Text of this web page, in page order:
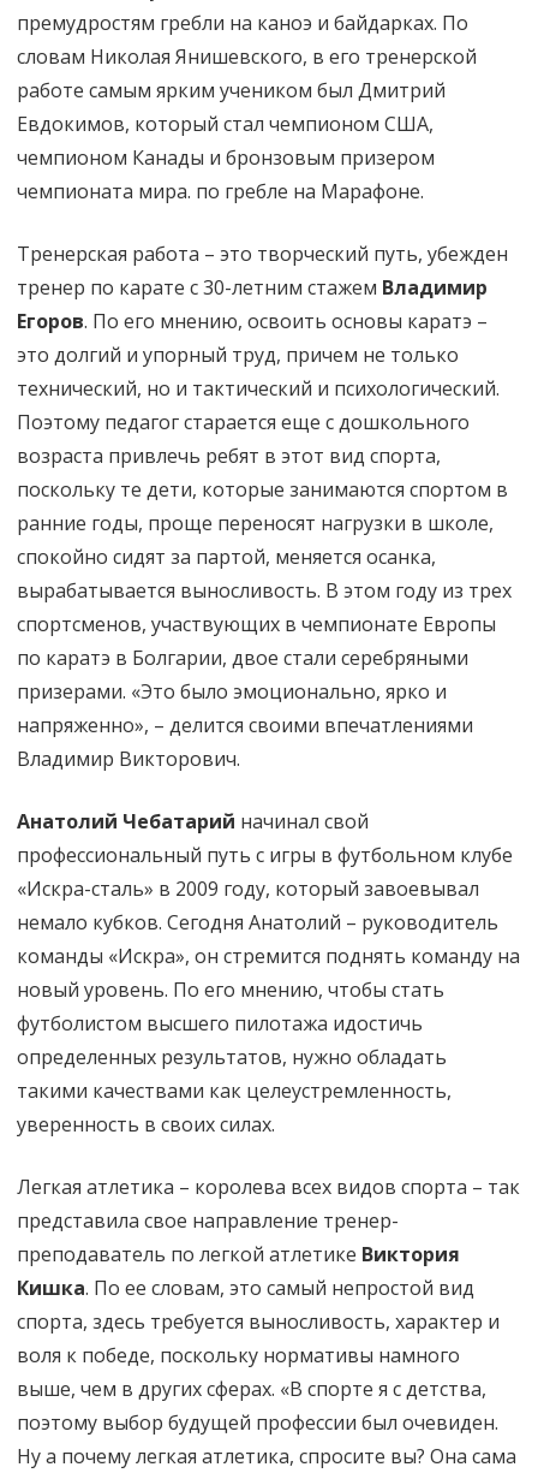
премудростям гребли на каноэ и байдарках. По
словам Николая Янишевского, в его тренерской
работе самым ярким учеником был Дмитрий
Евдокимов, который стал чемпионом США,
чемпионом Канады и бронзовым призером
чемпионата мира. по гребле на Марафоне.
Тренерская работа – это творческий путь, убежден
тренер по карате с 30-летним стажем Владимир
Егоров. По его мнению, освоить основы каратэ –
это долгий и упорный труд, причем не только
технический, но и тактический и психологический.
Поэтому педагог старается еще с дошкольного
возраста привлечь ребят в этот вид спорта,
поскольку те дети, которые занимаются спортом в
ранние годы, проще переносят нагрузки в школе,
спокойно сидят за партой, меняется осанка,
вырабатывается выносливость. В этом году из трех
спортсменов, участвующих в чемпионате Европы
по каратэ в Болгарии, двое стали серебряными
призерами. «Это было эмоционально, ярко и
напряженно», – делится своими впечатлениями
Владимир Викторович.
Анатолий Чебатарий начинал свой
профессиональный путь с игры в футбольном клубе
«Искра-сталь» в 2009 году, который завоевывал
немало кубков. Сегодня Анатолий – руководитель
команды «Искра», он стремится поднять команду на
новый уровень. По его мнению, чтобы стать
футболистом высшего пилотажа идостичь
определенных результатов, нужно обладать
такими качествами как целеустремленность,
уверенность в своих силах.
Легкая атлетика – королева всех видов спорта – так
представила свое направление тренер-
преподаватель по легкой атлетике Виктория
Кишка. По ее словам, это самый непростой вид
спорта, здесь требуется выносливость, характер и
воля к победе, поскольку нормативы намного
выше, чем в других сферах. «В спорте я с детства,
поэтому выбор будущей профессии был очевиден.
Ну а почему легкая атлетика, спросите вы? Она сама